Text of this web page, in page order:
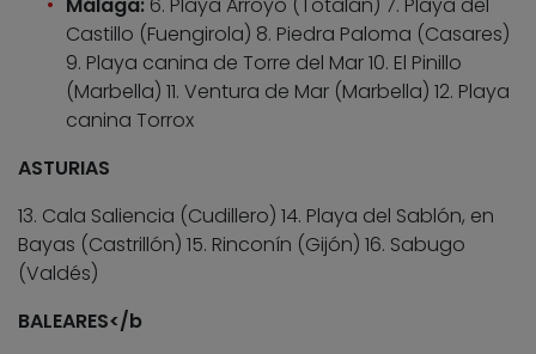
Málaga: 6. Playa Arroyo (Totalán) 7. Playa del
Castillo (Fuengirola) 8. Piedra Paloma (Casares)
9. Playa canina de Torre del Mar 10. El Pinillo
(Marbella) 11. Ventura de Mar (Marbella) 12. Playa
canina Torrox
ASTURIAS
13. Cala Saliencia (Cudillero) 14. Playa del Sablón, en
Bayas (Castrillón) 15. Rinconín (Gijón) 16. Sabugo
(Valdés)
BALEARES</b